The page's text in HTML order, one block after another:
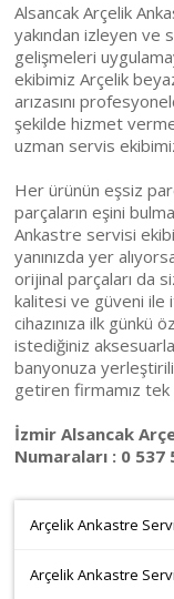
Alsancak Arçelik
yakından izleyen ve
gelişmeleri
ekibimiz Arçelik
arızasını
şekilde hizmet
uzman servis
Her ürünün eşsiz
parçaların eşini
Ankastre servisi ekibi
yanınızda yer
orijinal parçaları da
kalitesi ve güveni ile
cihazınıza ilk günkü
istediğiniz
banyonuza
getiren firmamız tek
İzmir Alsancak
Numaraları : 0 537
Arçelik Ankastre
Arçelik Ankastre